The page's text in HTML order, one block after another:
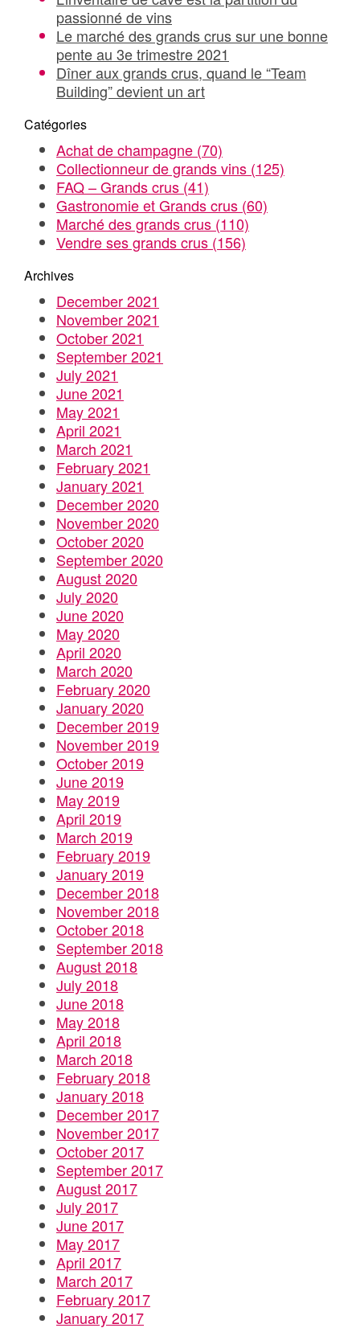
passionné de vins
Le marché des grands crus sur une bonne
pente au 3e trimestre 2021
Dîner aux grands crus, quand le “Team
Building” devient un art
Catégories
Achat de champagne (70)
Collectionneur de grands vins (125)
FAQ – Grands crus (41)
Gastronomie et Grands crus (60)
Marché des grands crus (110)
Vendre ses grands crus (156)
Archives
December 2021
November 2021
October 2021
September 2021
July 2021
June 2021
May 2021
April 2021
March 2021
February 2021
January 2021
December 2020
November 2020
October 2020
September 2020
August 2020
July 2020
June 2020
May 2020
April 2020
March 2020
February 2020
January 2020
December 2019
November 2019
October 2019
June 2019
May 2019
April 2019
March 2019
February 2019
January 2019
December 2018
November 2018
October 2018
September 2018
August 2018
July 2018
June 2018
May 2018
April 2018
March 2018
February 2018
January 2018
December 2017
November 2017
October 2017
September 2017
August 2017
July 2017
June 2017
May 2017
April 2017
March 2017
February 2017
January 2017